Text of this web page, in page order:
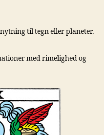
til tegn eller planeter.
med rimelighed og